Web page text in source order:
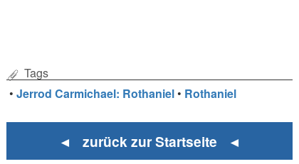
Tags
•Jerrod Carmichael: Rothaniel • Rothaniel
◄ zurück zur Startseite ◄